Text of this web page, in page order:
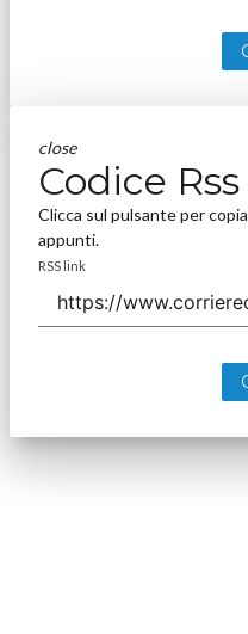
close
Codice Rss
Clicca sul pulsante per
appunti.
RSS link